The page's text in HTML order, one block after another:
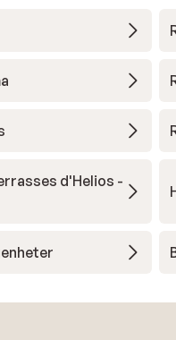
d'Helios -